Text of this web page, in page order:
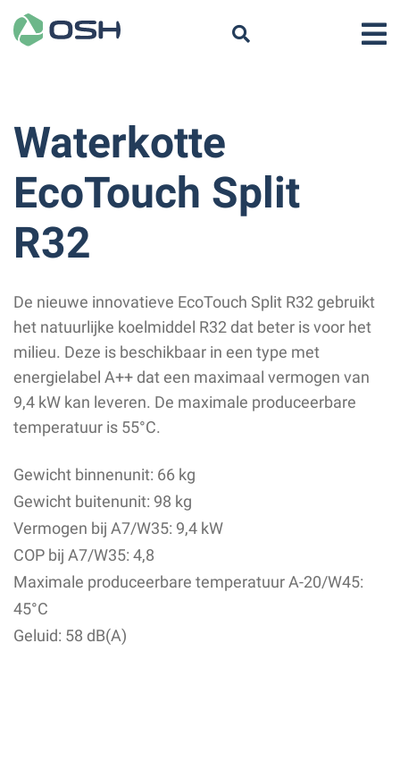
Waterkotte
EcoTouch Split
R32
De nieuwe innovatieve EcoTouch Split R32 gebruikt
het natuurlijke koelmiddel R32 dat beter is voor het
milieu. Deze is beschikbaar in een type met
energielabel A++ dat een maximaal vermogen van
9,4 kW kan leveren. De maximale produceerbare
temperatuur is 55°C.
Gewicht binnenunit: 66 kg
Gewicht buitenunit: 98 kg
Vermogen bij A7/W35: 9,4 kW
COP bij A7/W35: 4,8
Maximale produceerbare temperatuur A-20/W45:
45°C
Geluid: 58 dB(A)